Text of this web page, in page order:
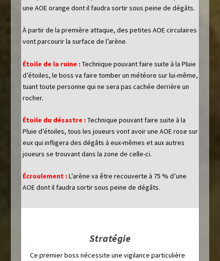
une AOE orange dont il faudra sortir sous peine de dégâts.
À partir de la première attaque, des petites AOE circulaires
vont parcourir la surface de l’arène.
Étoile de la ruine : Technique pouvant faire suite à la Pluie
d’étoiles, le boss va faire tomber un météore sur lui-même,
tuant toute personne qui ne sera pas cachée derrière un
rocher.
Étoile du désastre : Technique pouvant faire suite à la
Pluie d’étoiles, tous les joueurs vont avoir une AOE rose sur
eux qui infligera des dégâts à eux-mêmes et aux autres
joueurs se trouvant dans la zone de celle-ci.
Écroulement :L’arène va être recouverte à 75 % d’une
AOE dont il faudra sortir sous peine de dégâts.
Stratégie
Ce premier boss nécessite une vigilance particulière